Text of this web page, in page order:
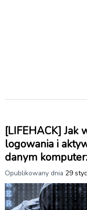
[LIFEHACK] Jak
logowania i
danym
Opublikowany dnia 29